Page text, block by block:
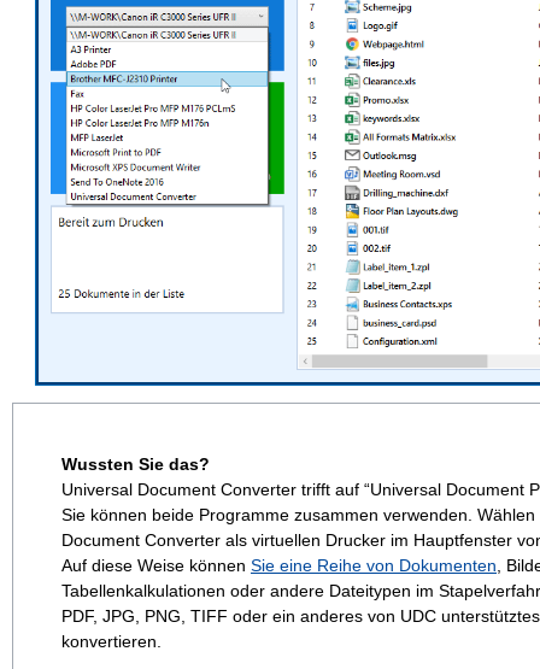
Wussten Sie das?
Universal Document Converter trifft auf “Universal Document
Sie können beide Programme zusammen verwenden.
Document Converter als virtuellen Drucker im Hauptfenster
Auf diese Weise können Sie eine Reihe von Dokumenten ,
Tabellenkalkulationen oder andere Dateitypen im
PDF, JPG, PNG, TIFF oder ein anderes von UDC
konvertieren.